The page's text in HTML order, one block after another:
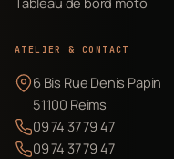
ATELIER & CONTACT
6 Bis Rue Denis Papin
51100 Reims
09 74 37 79 47
09 74 37 79 47